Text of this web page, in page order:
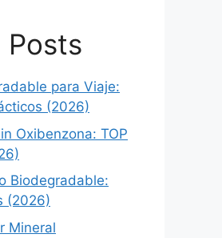
Posts
para Viaje:
(2026)
Oxibenzona: TOP
Biodegradable:
(2026)
Mineral